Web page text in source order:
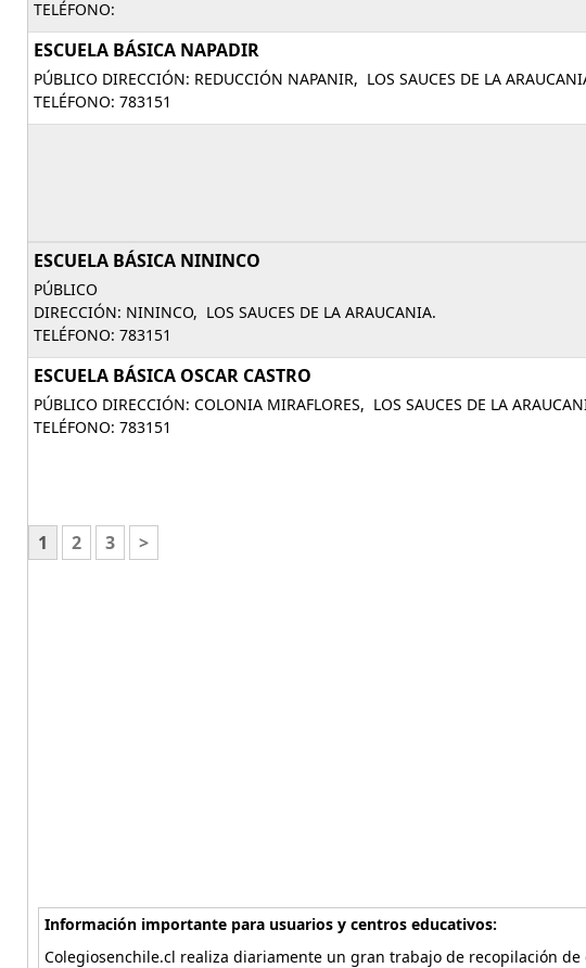
TELÉFONO:
ESCUELA BÁSICA NAPADIR
PÚBLICO DIRECCIÓN: REDUCCIÓN NAPANIR, LOS SAUCES DE LA
TELÉFONO: 783151
ESCUELA BÁSICA NININCO
PÚBLICO
DIRECCIÓN: NININCO, LOS SAUCES DE LA ARAUCANIA.
TELÉFONO: 783151
ESCUELA BÁSICA OSCAR CASTRO
PÚBLICO DIRECCIÓN: COLONIA MIRAFLORES, LOS SAUCES DE LA
TELÉFONO: 783151
1 2 3 >
Información importante para usuarios y centros educativos:
Colegiosenchile.cl realiza diariamente un gran trabajo de recopilación